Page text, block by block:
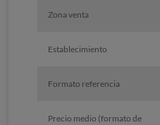
Zona venta
Establecimiento
Formato referencia
Precio medio (formato de